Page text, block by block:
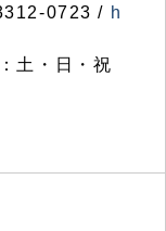
0723 / h
土・日・祝